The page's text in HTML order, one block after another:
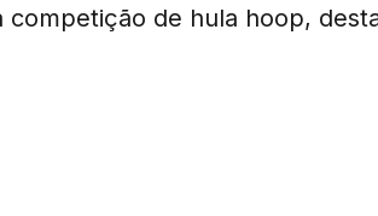
de hula hoop,